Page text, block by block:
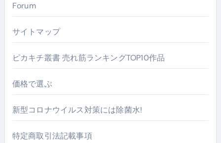
Forum
サイトマップ
ピカキチ叢書 売れ筋ランキングTOP10作品
価格で選ぶ
新型コロナウイルス対策には除菌水!
特定商取引法記載事項